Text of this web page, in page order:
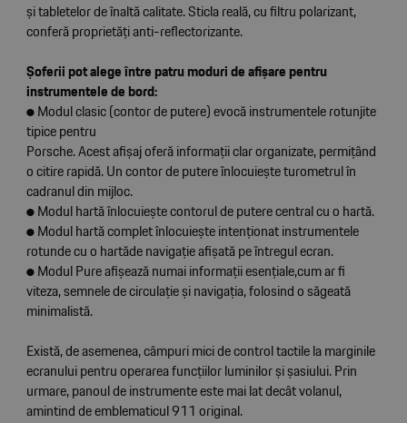
și tabletelor de înaltă calitate. Sticla reală, cu filtru polarizant,
conferă proprietăți anti-reflectorizante.
Șoferii pot alege între patru moduri de afișare pentru
instrumentele de bord:
● Modul clasic (contor de putere) evocă instrumentele rotunjite
tipice pentru
Porsche. Acest afișaj oferă informații clar organizate, permițând
o citire rapidă. Un contor de putere înlocuiește turometrul în
cadranul din mijloc.
● Modul hartă înlocuiește contorul de putere central cu o hartă.
● Modul hartă complet înlocuiește intenționat instrumentele
rotunde cu o hartăde navigație afișată pe întregul ecran.
● Modul Pure afișează numai informații esențiale,cum ar fi
viteza, semnele de circulație și navigația, folosind o săgeată
minimalistă.
Există, de asemenea, câmpuri mici de control tactile la marginile
ecranului pentru operarea funcțiilor luminilor și șasiului. Prin
urmare, panoul de instrumente este mai lat decât volanul,
amintind de emblematicul 911 original.